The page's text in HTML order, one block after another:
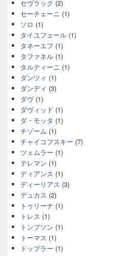
セヴラック (2)
セーチェーニ (1)
ソロ (1)
タイユフェール (1)
タネーエフ (1)
タファネル (1)
タルティーニ (1)
ダンツィ (1)
ダンディ (3)
ダヴ(1)
ダヴィッド (1)
ダ・モッタ (1)
チゾーム (1)
チャイコフスキー (7)
ツェムラー (1)
テレマン (1)
ディアンス (1)
ディーリアス (3)
デュカス (2)
トゥリーナ (1)
トレス (1)
トンプソン (1)
トーマス (1)
ドップラー (1)